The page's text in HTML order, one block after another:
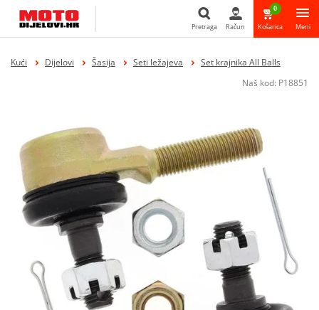
Pretraga
Pretraga Račun
0
Košarica Meni
Kući Dijelovi Šasija Seti ležajeva
Set krajnika All Balls
Naš kod: P18851